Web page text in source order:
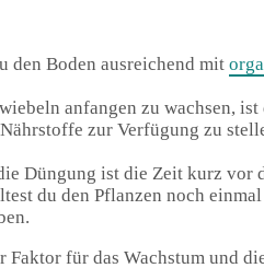
den Boden ausreichend mit
anfangen zu wachsen,
zur Verfügung zu
Düngung ist die Zeit kurz vor
du den Pflanzen noch
für das Wachstum und